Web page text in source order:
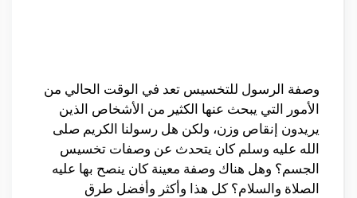
وصفة الرسول للتخسيس تعد في الوقت الحالي من
الأمور التي يبحث عنها الكثير من الأشخاص الذين
يريدون إنقاص وزن، ولكن هل رسولنا الكريم صلى
الله عليه وسلم كان يتحدث عن وصفات تخسيس
الجسم؟ وهل هناك وصفة معينة كان ينصح بها عليه
الصلاة والسلام؟ كل هذا وأكثر وأفضل طرق